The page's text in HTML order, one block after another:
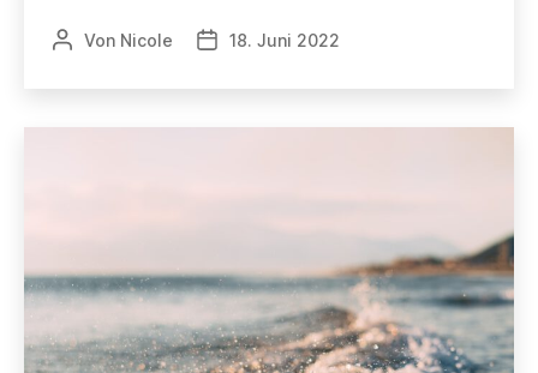
Beitragsautor
Von Nicole Veröffentlichungsdatum
18. Juni 2022